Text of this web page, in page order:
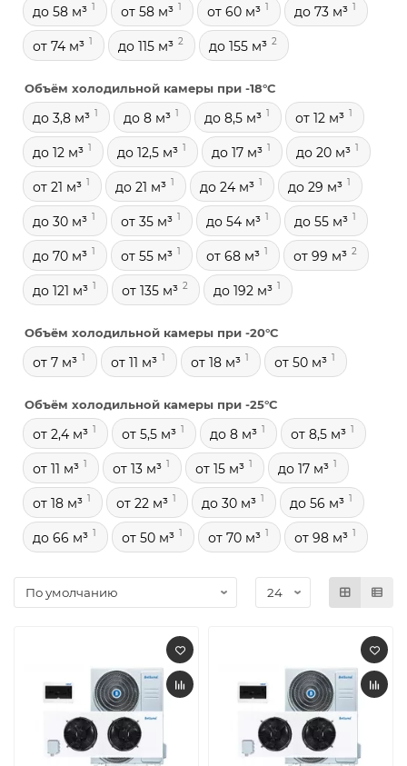
до 58 м³ 1 от 58 м³ 1 от 60 м³ 1 до 73 м³ 1
от 74 м³ 1 до 115 м³ 2 до 155 м³ 2
Объём холодильной камеры при -18°С
до 3,8 м³ 1 до 8 м³ 1 до 8,5 м³ 1 от 12 м³ 1
до 12 м³ 1 до 12,5 м³ 1 до 17 м³ 1 до 20 м³ 1
от 21 м³ 1 до 21 м³ 1 до 24 м³ 1 до 29 м³ 1
до 30 м³ 1 от 35 м³ 1 до 54 м³ 1 до 55 м³ 1
до 70 м³ 1 от 55 м³ 1 от 68 м³ 1 от 99 м³ 2
до 121 м³ 1 от 135 м³ 2 до 192 м³ 1
Объём холодильной камеры при -20°С
от 7 м³ 1 от 11 м³ 1 от 18 м³ 1 от 50 м³ 1
Объём холодильной камеры при -25°С
от 2,4 м³ 1 от 5,5 м³ 1 до 8 м³ 1 от 8,5 м³ 1
от 11 м³ 1 от 13 м³ 1 от 15 м³ 1 до 17 м³ 1
от 18 м³ 1 от 22 м³ 1 до 30 м³ 1 до 56 м³ 1
до 66 м³ 1 от 50 м³ 1 от 70 м³ 1 от 98 м³ 1